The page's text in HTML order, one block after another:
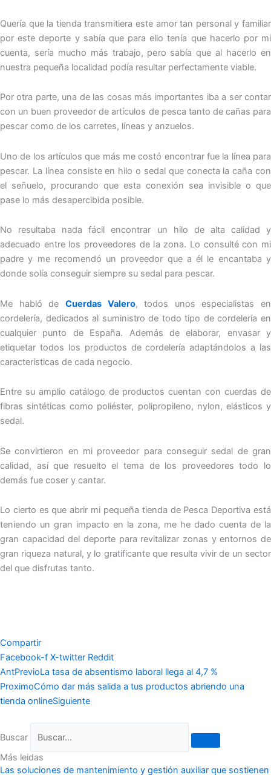
Quería que la tienda transmitiera este amor tan personal y familiar
por este deporte y sabía que para ello tenía que hacerlo por mi
cuenta, sería mucho más trabajo, pero sabía que al hacerlo en
nuestra pequeña localidad podía resultar perfectamente viable.
Por otra parte, una de las cosas más importantes iba a ser contar
con un buen proveedor de artículos de pesca tanto de cañas para
pescar como de los carretes, líneas y anzuelos.
Uno de los artículos que más me costó encontrar fue la línea para
pescar. La línea consiste en hilo o sedal que conecta la caña con
el señuelo, procurando que esta conexión sea invisible o que
pase lo más desapercibida posible.
No resultaba nada fácil encontrar un hilo de alta calidad y
adecuado entre los proveedores de la zona. Lo consulté con mi
padre y me recomendó un proveedor que a él le encantaba y
donde solía conseguir siempre su sedal para pescar.
Me habló de Cuerdas Valero, todos unos especialistas en
cordelería, dedicados al suministro de todo tipo de cordelería en
cualquier punto de España. Además de elaborar, envasar y
etiquetar todos los productos de cordelería adaptándolos a las
características de cada negocio.
Entre su amplio catálogo de productos cuentan con cuerdas de
fibras sintéticas como poliéster, polipropileno, nylon, elásticos y
sedal.
Se convirtieron en mi proveedor para conseguir sedal de gran
calidad, así que resuelto el tema de los proveedores todo lo
demás fue coser y cantar.
Lo cierto es que abrir mi pequeña tienda de Pesca Deportiva está
teniendo un gran impacto en la zona, me he dado cuenta de la
gran capacidad del deporte para revitalizar zonas y entornos de
gran riqueza natural, y lo gratificante que resulta vivir de un sector
del que disfrutas tanto.
Compartir
Facebook-f X-twitter Reddit
AntPrevioLa tasa de absentismo laboral llega al 4,7 %
ProximoCómo dar más salida a tus productos abriendo una
tienda onlineSiguiente
Buscar
Más leidas
Las soluciones de mantenimiento y gestión auxiliar que sostienen